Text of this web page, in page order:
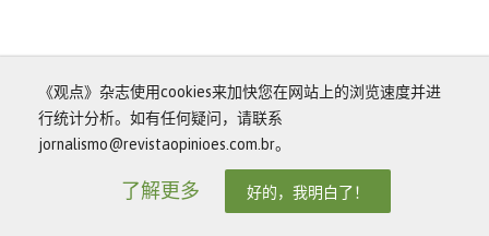
《观点》杂志使用cookies来加快您在网站上的浏览速度并进
行统计分析。如有任何疑问，请联系
jornalismo@revistaopinioes.com.br。
了解更多 好的，我明白了！